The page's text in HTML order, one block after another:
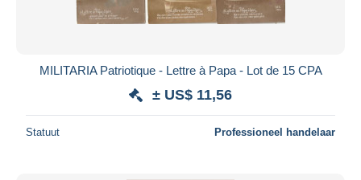
MILITARIA Patriotique - Lettre à Papa - Lot de 15 CPA
± US$ 11,56
Statuut Professioneel handelaar